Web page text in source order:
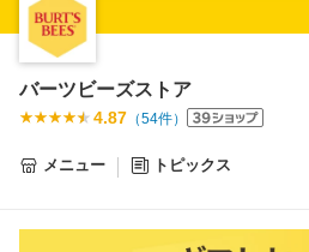
バーツビーズストア
4.87 （54件）
メニュー トピックス